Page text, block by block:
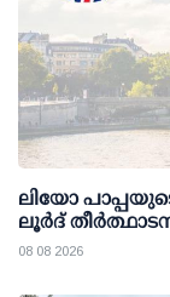
ലിയോ
ലൂർദ്
08 08 2026